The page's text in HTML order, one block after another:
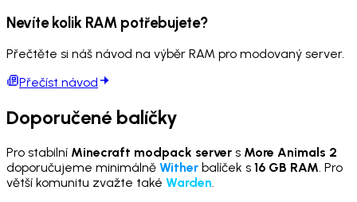
Nevíte kolik RAM potřebujete?
Přečtěte si náš návod na výběr RAM pro modovaný server.
Přečíst návod
Doporučené balíčky
Pro stabilní Minecraft modpack server s More Animals 2
doporučujeme minimálně Wither balíček s 16 GB RAM. Pro
větší komunitu zvažte také Warden.